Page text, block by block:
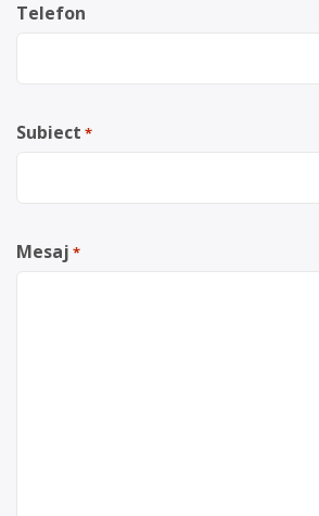
Telefon
Subiect *
Mesaj *